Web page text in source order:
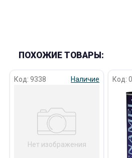
ПОХОЖИЕ ТОВАРЫ:
Код: 9338 Наличие
Нет изображения
Код: